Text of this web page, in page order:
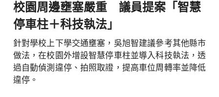
校園周邊壅塞嚴重 議員提案「智慧
停車柱＋科技執法」
針對學校上下學交通壅塞，吳旭智建議參考其他縣市
做法，在校園外增設智慧停車柱並導入科技執法，透
過自動偵測違停、拍照取證，提高車位周轉率並降低
違停。